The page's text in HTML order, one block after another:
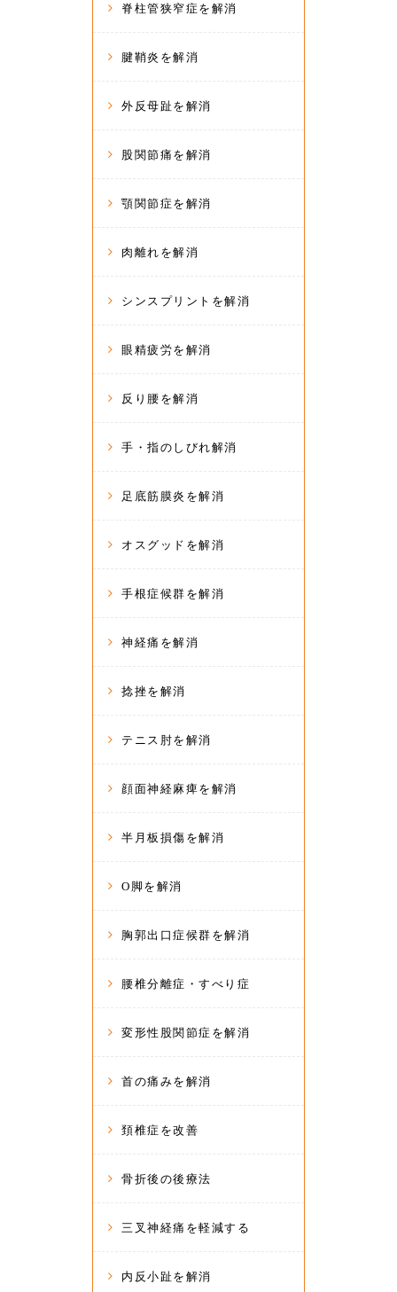
脊柱管狭窄症を解消
腱鞘炎を解消
外反母趾を解消
股関節痛を解消
顎関節症を解消
肉離れを解消
シンスプリントを解消
眼精疲労を解消
反り腰を解消
手・指のしびれ解消
足底筋膜炎を解消
オスグッドを解消
手根症候群を解消
神経痛を解消
捻挫を解消
テニス肘を解消
顔面神経麻痺を解消
半月板損傷を解消
O脚を解消
胸郭出口症候群を解消
腰椎分離症・すべり症
変形性股関節症を解消
首の痛みを解消
頚椎症を改善
骨折後の後療法
三叉神経痛を軽減する
内反小趾を解消